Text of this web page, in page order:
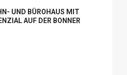
UND BÜROHAUS MIT
AUF DER BONNER